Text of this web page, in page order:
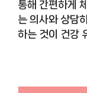
통해 간편하게
는 의사와 상담
하는 것이 건강